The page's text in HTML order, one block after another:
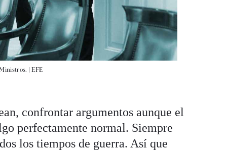
|EFE
confrontar argumentos aunque el
perfectamente normal. Siempre
los tiempos de guerra. Así que